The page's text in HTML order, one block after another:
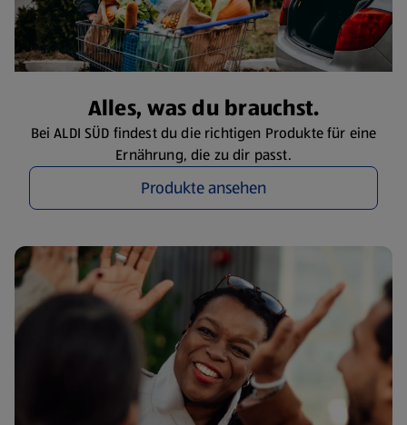
Alles, was du brauchst.
Bei ALDI SÜD findest du die richtigen Produkte für eine
Ernährung, die zu dir passt.
Produkte ansehen